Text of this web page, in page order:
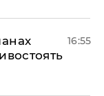
16:55